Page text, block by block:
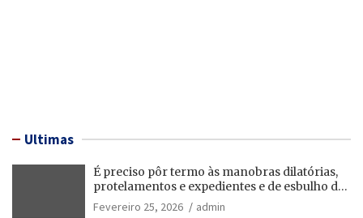
Ultimas
É preciso pôr termo às manobras dilatórias,
protelamentos e expedientes e de esbulho dos
recursos públicos!
Fevereiro 25, 2026 admin